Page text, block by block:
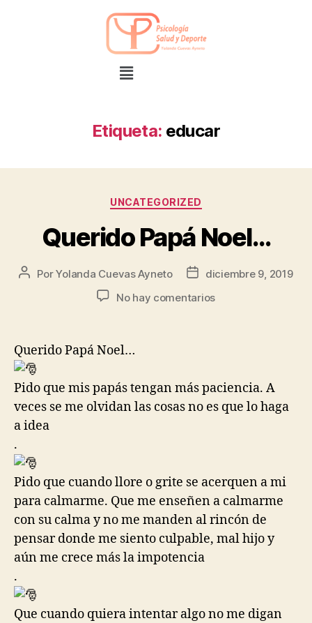
Etiqueta: educar
UNCATEGORIZED
Querido Papá Noel…
PorYolanda Cuevas Ayneto
diciembre 9, 2019
No hay comentarios
Querido Papá Noel…
Pido que mis papás tengan más paciencia. A
veces se me olvidan las cosas no es que lo haga
a idea
.
Pido que cuando llore o grite se acerquen a mi
para calmarme. Que me enseñen a calmarme
con su calma y no me manden al rincón de
pensar donde me siento culpable, mal hijo y
aún me crece más la impotencia
.
Que cuando quiera intentar algo no me digan